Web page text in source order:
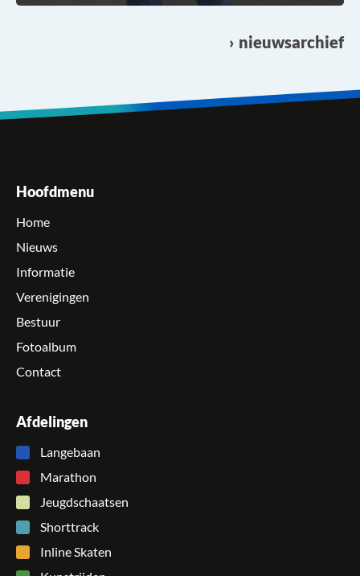
nieuwsarchief
Hoofdmenu
Home
Nieuws
Informatie
Verenigingen
Bestuur
Fotoalbum
Contact
Afdelingen
Langebaan
Marathon
Jeugdschaatsen
Shorttrack
Inline Skaten